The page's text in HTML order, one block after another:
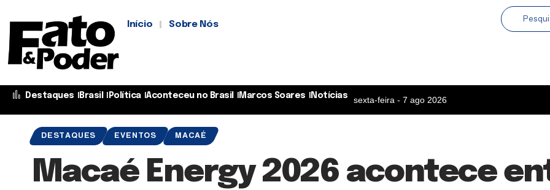
Início Sobre Nós
Destaques Brasil Política Aconteceu no Brasil Marcos Soares Notícias sexta-feira - 7 ago 2026
DESTAQUES EVENTOS MACAÉ
Macaé Energy 2026 acontece